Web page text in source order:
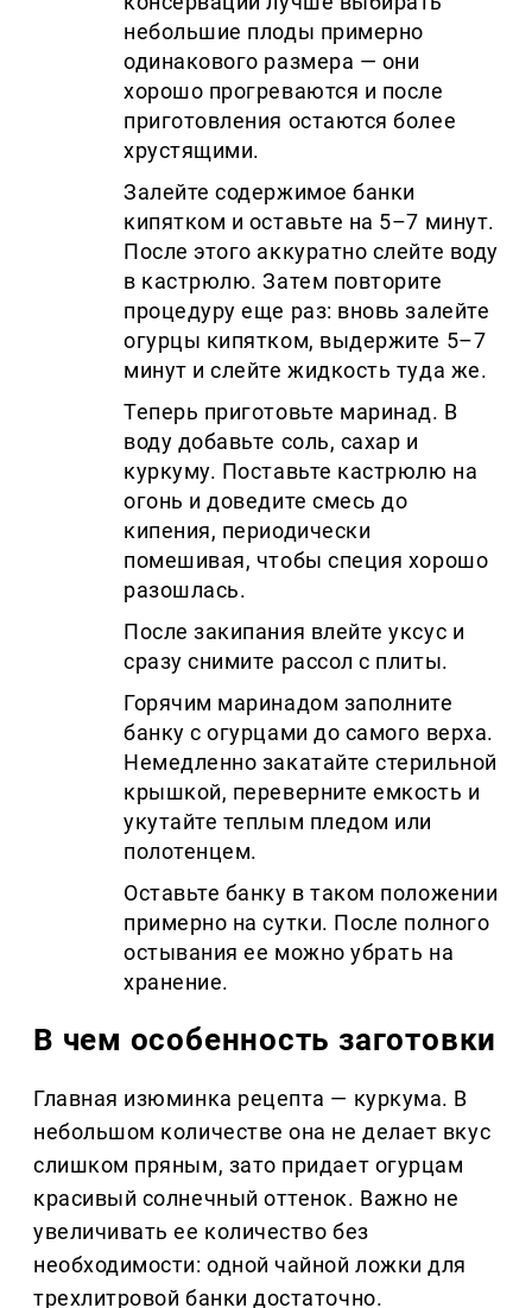
небольшие плоды примерно
одинакового размера — они
хорошо прогреваются и после
приготовления остаются более
хрустящими.
Залейте содержимое банки
кипятком и оставьте на 5–7 минут.
После этого аккуратно слейте воду
в кастрюлю. Затем повторите
процедуру еще раз: вновь залейте
огурцы кипятком, выдержите 5–7
минут и слейте жидкость туда же.
Теперь приготовьте маринад. В
воду добавьте соль, сахар и
куркуму. Поставьте кастрюлю на
огонь и доведите смесь до
кипения, периодически
помешивая, чтобы специя хорошо
разошлась.
После закипания влейте уксус и
сразу снимите рассол с плиты.
Горячим маринадом заполните
банку с огурцами до самого верха.
Немедленно закатайте стерильной
крышкой, переверните емкость и
укутайте теплым пледом или
полотенцем.
Оставьте банку в таком положении
примерно на сутки. После полного
остывания ее можно убрать на
хранение.
В чем особенность заготовки
Главная изюминка рецепта — куркума. В
небольшом количестве она не делает вкус
слишком пряным, зато придает огурцам
красивый солнечный оттенок. Важно не
увеличивать ее количество без
необходимости: одной чайной ложки для
трехлитровой банки достаточно.